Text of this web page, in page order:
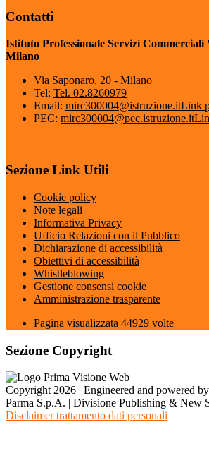
Contatti
Istituto Professionale Servizi
Milano
Via Saponaro, 20 - Milano
Tel: Tel. 02.8260979
Email: mirc300004@istruzione.itLink
PEC: mirc300004@pec.istruzione.it
Sezione Link Utili
Cookie policy
Note legali
Informativa Privacy
Ufficio Relazioni con il Pubblico
Dichiarazione di accessibilità
Obiettivi di accessibilità
Whistleblowing
Gestione consensi cookie
Amministrazione trasparente
Pagina visualizzata 44929 volte
Sezione Copyright
Copyright 2026 | Engineered and powered
Parma S.p.A. | Divisione Publishing & New
Disclaimer trattamento dati personali